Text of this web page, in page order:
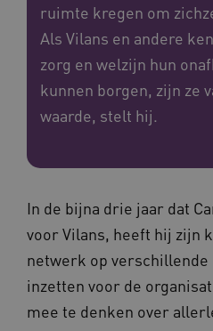
ruimte kregen om
Als Vilans en andere
zorg en welzijn hun
kunnen borgen, zijn ze
waarde, stelt hij.
In de bijna drie jaar dat
voor Vilans, heeft hij zijn
netwerk op
inzetten voor de
mee te denken over